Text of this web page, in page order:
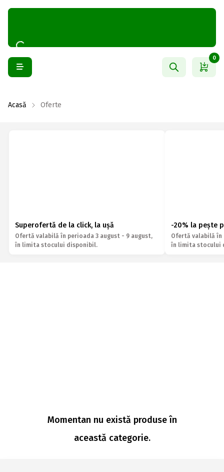
0
Acasă Oferte
Superofertă de la click, la ușă
Ofertă valabilă în perioada 3 august - 9 august,
în limita stocului disponibil.
-20% la pește
Deals
Ofertă valabilă în
în limita stocului
Momentan nu există produse în
această categorie.